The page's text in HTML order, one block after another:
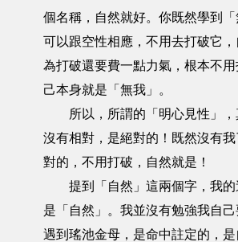
個名稱，自然就好。你既然學到
可以跟空性相應，不用去打破它，
為打破還要費一點力氣，根本不
己本身就是「無我」。
所以，所謂的「明心見性」，
沒有相對，是絕對的！既然沒有
對的，不用打破，自然就是！
提到「自然」這兩個字，我的
是「自然」。我並沒有勉強我自
遇到瑤池金母，是命中註定的，是